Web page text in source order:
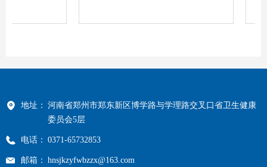
地址： 河南省郑州市郑东新区博学路与学理路交叉口省卫生健康
委员会5层
电话： 0371-65732853
邮箱： hnsjkzyfwbzzx@163.com